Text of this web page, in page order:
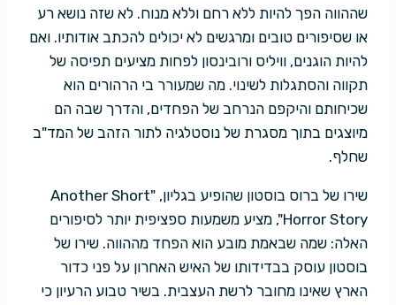
שההווה הפך להיות ללא רחם וללא מנוח. לא שזה נושא רע
או שסיפורים טובים ומרגשים לא יכולים להכתב אודותיו. ואם
להיות הוגנים, וויליס ורובינסון לפחות מציעים תפיסה של
תקווה והסתגלות לשינוי. מה שמעורר בי הרהורים הוא
שכיחותם והיקפם הנרחב של הפחדים, והדרך שבה הם
מיוצגים בתוך מסגרת של נוסטלגיה לתור הזהב של המד"ב
שחלף.
שירו של ברוס בוסטון שהופיע בגליון, "Another Short
Horror Story", מציע משמעות ספציפית יותר לסיפורים
האלה: שמה שבאמת מובע הוא הפחד מההווה. שירו של
בוסטון עוסק בבדידותו של האיש האחרון על פני כדור
הארץ שאינו מחובר לרשת העצבית. בשיר טבוע הרעיון כי